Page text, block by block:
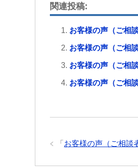
関連投稿:
お客様の声（ご相
お客様の声（ご相
お客様の声（ご相
お客様の声（ご相
「 お客様の声（ご相談